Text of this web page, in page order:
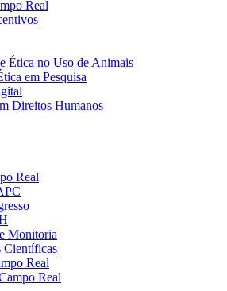
Real
Ética no Uso de Animais
em Pesquisa
Direitos Humanos
Real
Monitoria
Científicas
Real
Real